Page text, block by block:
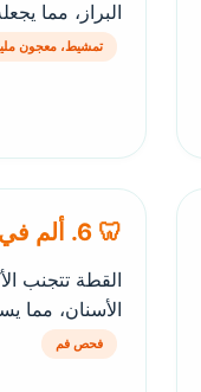
البراز، مما
تمشيط، معجون
🦷 6. ألم في الأسنان أو الفم
القطة تتجنب
الأسنان، مما
فحص فم